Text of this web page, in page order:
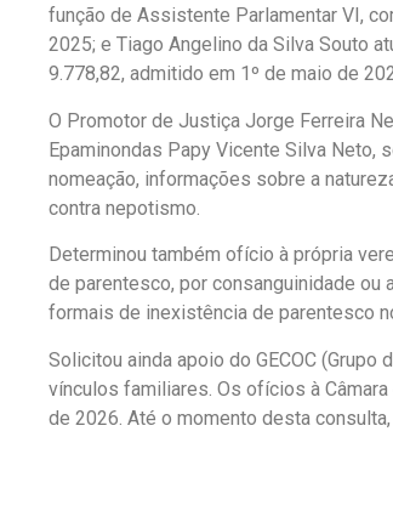
função de Assistente Parlamentar VI,
2025; e Tiago Angelino da Silva Souto
9.778,82, admitido em 1º de maio de
O Promotor de Justiça Jorge Ferreira
Epaminondas Papy Vicente Silva
nomeação, informações sobre a
contra nepotismo.
Determinou também ofício à própria
de parentesco, por consanguinidade
formais de inexistência de parentesco
Solicitou ainda apoio do GECOC
vínculos familiares. Os ofícios à
de 2026. Até o momento desta